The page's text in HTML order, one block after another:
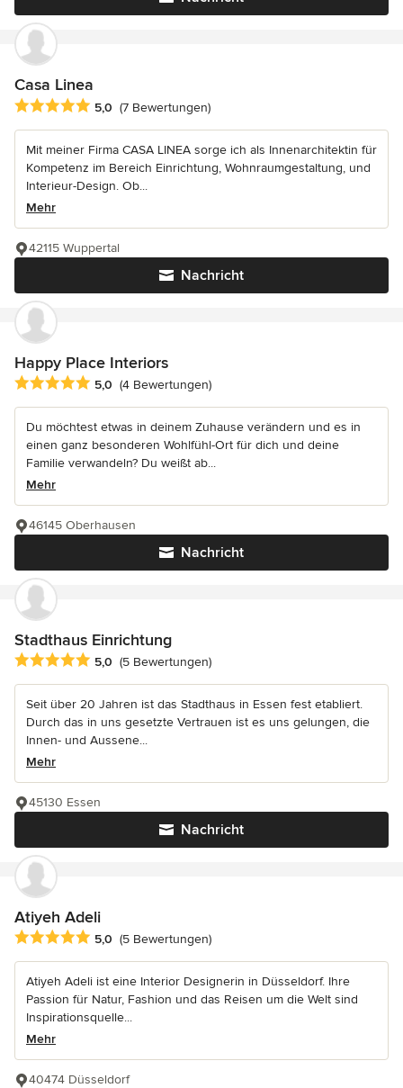
Casa Linea
Durchschnittliche Bewertung: 5 von 5 Sternen
5,0 (7 Bewertungen)
Mit meiner Firma CASA LINEA sorge ich als Innenarchitektin für
Kompetenz im Bereich Einrichtung, Wohnraumgestaltung, und
Interieur-Design. Ob...
Mehr
Nachricht
42115 Wuppertal
Happy Place Interiors
Durchschnittliche Bewertung: 5 von 5 Sternen
5,0 (4 Bewertungen)
Du möchtest etwas in deinem Zuhause verändern und es in
einen ganz besonderen Wohlfühl-Ort für dich und deine
Familie verwandeln? Du weißt ab...
Mehr
Nachricht
46145 Oberhausen
Stadthaus Einrichtung
Durchschnittliche Bewertung: 5 von 5 Sternen
5,0 (5 Bewertungen)
Seit über 20 Jahren ist das Stadthaus in Essen fest etabliert.
Durch das in uns gesetzte Vertrauen ist es uns gelungen, die
Innen- und Aussene...
Mehr
Nachricht
45130 Essen
Atiyeh Adeli
Durchschnittliche Bewertung: 5 von 5 Sternen
5,0 (5 Bewertungen)
Atiyeh Adeli ist eine Interior Designerin in Düsseldorf. Ihre
Passion für Natur, Fashion und das Reisen um die Welt sind
Inspirationsquelle...
Mehr
40474 Düsseldorf